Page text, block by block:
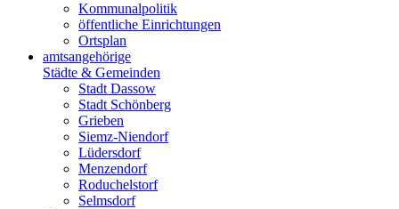
Kommunalpolitik
öffentliche Einrichtungen
Ortsplan
amtsangehörige
Städte & Gemeinden
Stadt Dassow
Stadt Schönberg
Grieben
Siemz-Niendorf
Lüdersdorf
Menzendorf
Roduchelstorf
Selmsdorf